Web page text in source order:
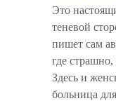
Это
теневой
пишет сам
где
Здесь и
больница